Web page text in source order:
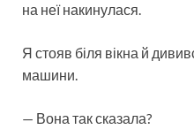
на неї накинулася.
Я стояв біля вікна й
машини.
— Вона так сказала?